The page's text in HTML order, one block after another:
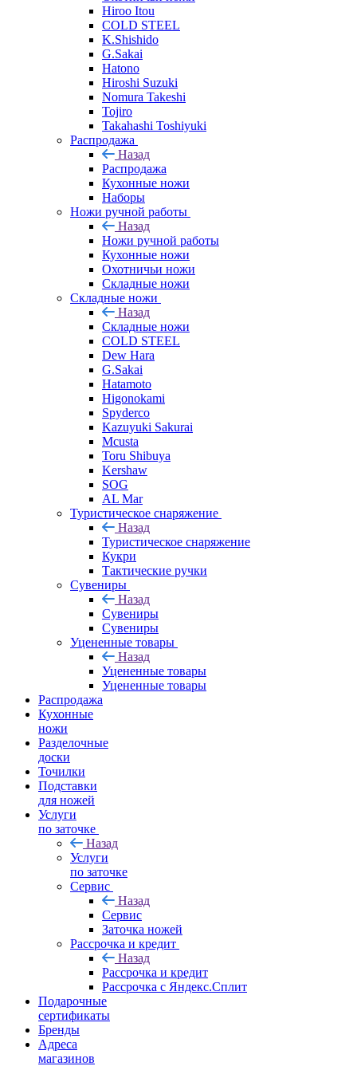
Hiroo Itou
COLD STEEL
K.Shishido
G.Sakai
Hatono
Hiroshi Suzuki
Nomura Takeshi
Tojiro
Takahashi Toshiyuki
Распродажа
Назад
Распродажа
Кухонные ножи
Наборы
Ножи ручной работы
Назад
Ножи ручной работы
Кухонные ножи
Охотничьи ножи
Складные ножи
Складные ножи
Назад
Складные ножи
COLD STEEL
Dew Hara
G.Sakai
Hatamoto
Higonokami
Spyderco
Kazuyuki Sakurai
Mcusta
Toru Shibuya
Kershaw
SOG
AL Mar
Туристическое снаряжение
Назад
Туристическое снаряжение
Кукри
Тактические ручки
Сувениры
Назад
Сувениры
Сувениры
Уцененные товары
Назад
Уцененные товары
Уцененные товары
Распродажа
Кухонные
ножи
Разделочные
доски
Точилки
Подставки
для ножей
Услуги
по заточке
Назад
Услуги
по заточке
Сервис
Назад
Сервис
Заточка ножей
Рассрочка и кредит
Назад
Рассрочка и кредит
Рассрочка с Яндекс.Сплит
Подарочные
сертификаты
Бренды
Адреса
магазинов